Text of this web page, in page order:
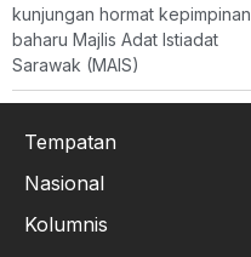
kunjungan hormat kepimpinan
baharu Majlis Adat Istiadat
Sarawak (MAIS)
Tempatan
Nasional
Kolumnis